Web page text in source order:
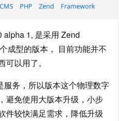
CMS PHP Zend Framework
alpha 1, 是采用 Zend
成型的版本， 目前功能并不
以用了。
服务，所以版本这个物理数字
避免使用大版本升级，小步
件较快满足需求，降低升级